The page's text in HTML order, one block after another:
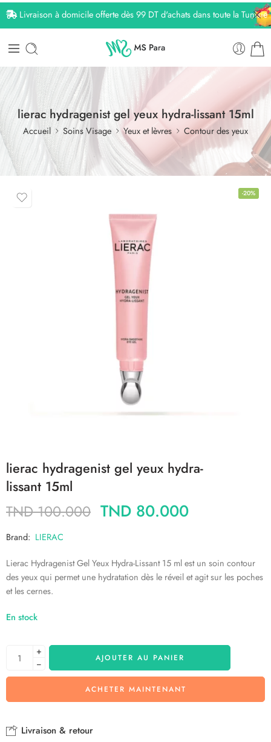
Livraison à domicile offerte dès 99 DT d'achats dans toute la Tunisie
lierac hydragenist gel yeux hydra-lissant 15ml
Accueil Soins Visage Yeux et lèvres Contour des yeux
-20%
lierac hydragenist gel yeux hydra-
lissant 15ml
TND100.000 TND 80.000
Brand: LIERAC
Lierac Hydragenist Gel Yeux Hydra-Lissant 15 ml est un soin contour
des yeux qui permet une hydratation dès le réveil et agit sur les poches
et les cernes.
En stock
+
−
AJOUTER AU PANIER
ACHETER MAINTENANT
Livraison & retour